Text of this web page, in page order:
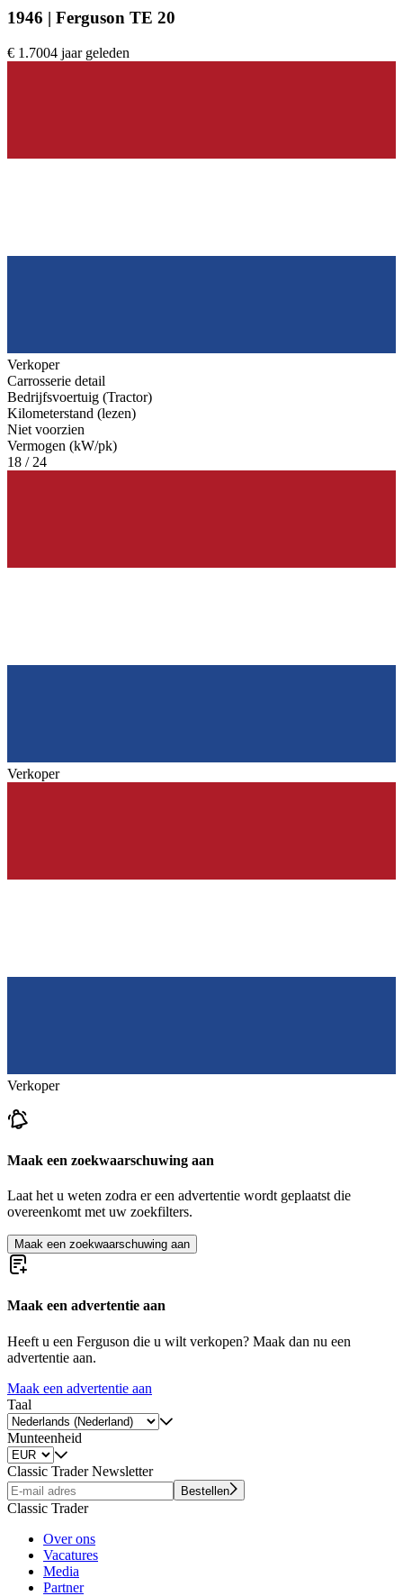
1946 | Ferguson TE 20
€ 1.7004 jaar geleden
Verkoper
Carrosserie detail
Bedrijfsvoertuig (Tractor)
Kilometerstand (lezen)
Niet voorzien
Vermogen (kW/pk)
18 / 24
Verkoper
Verkoper
Maak een zoekwaarschuwing aan
Laat het u weten zodra er een advertentie wordt geplaatst die
overeenkomt met uw zoekfilters.
Maak een zoekwaarschuwing aan
Maak een advertentie aan
Heeft u een Ferguson die u wilt verkopen? Maak dan nu een
advertentie aan.
Maak een advertentie aan
Taal
Munteenheid
Classic Trader Newsletter
Bestellen
Classic Trader
Over ons
Vacatures
Media
Partner